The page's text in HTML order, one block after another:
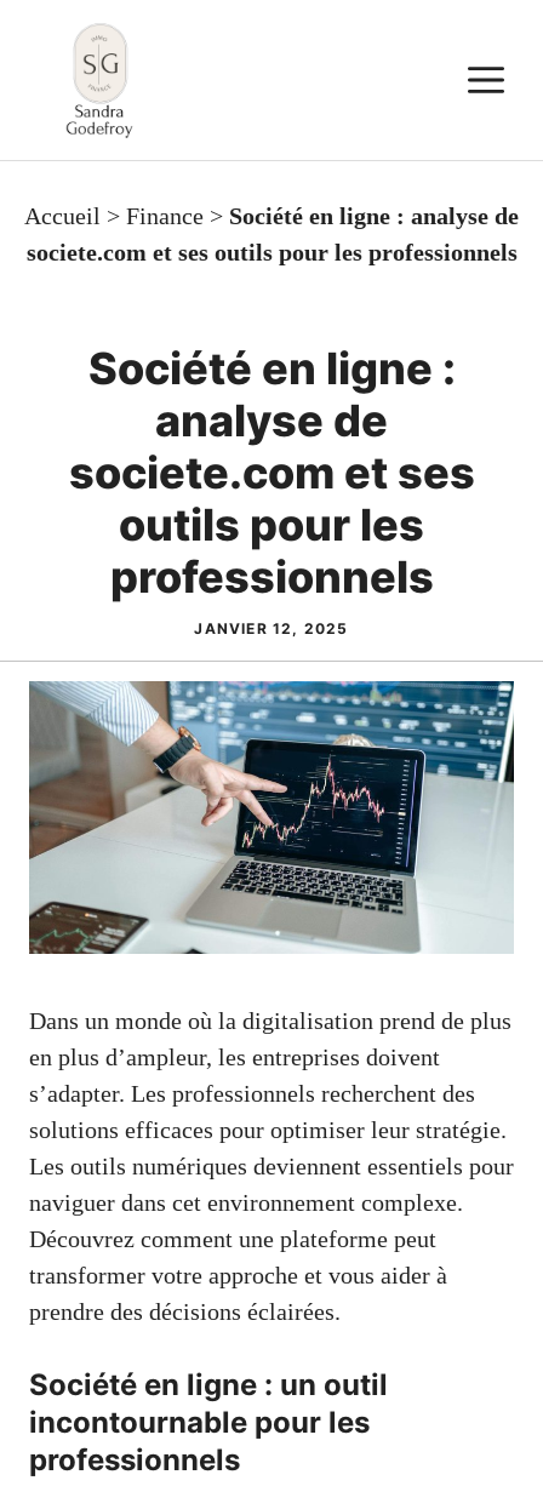
contenu
Accueil > Finance > Société en ligne : analyse de
societe.com et ses outils pour les professionnels
Société en ligne :
analyse de
societe.com et ses
outils pour les
professionnels
JANVIER 12, 2025
Dans un monde où la digitalisation prend de plus
en plus d’ampleur, les entreprises doivent
s’adapter. Les professionnels recherchent des
solutions efficaces pour optimiser leur stratégie.
Les outils numériques deviennent essentiels pour
naviguer dans cet environnement complexe.
Découvrez comment une plateforme peut
transformer votre approche et vous aider à
prendre des décisions éclairées.
Société en ligne : un outil
incontournable pour les
professionnels